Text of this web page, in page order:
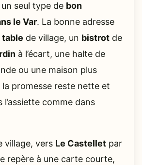
un seul type de bon
le Var. La bonne adresse
table de village, un bistrot de
à l’écart, une halte de
ou une maison plus
la promesse reste nette et
l’assiette comme dans
village, vers Le Castellet par
repère à une carte courte,